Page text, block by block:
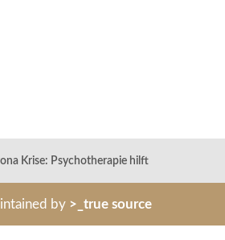
Krise: Psychotherapie hilft
by >_true source